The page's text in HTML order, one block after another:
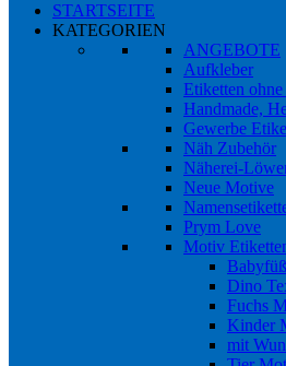
STARTSEITE
KATEGORIEN
ANGEBOTE
Aufkleber
Etiketten
Handmade,
Gewerbe
Näh Zubehör
Näherei-
Neue Motive
Prym Love
Motiv
Dino
Fuchs
Kinder
mit